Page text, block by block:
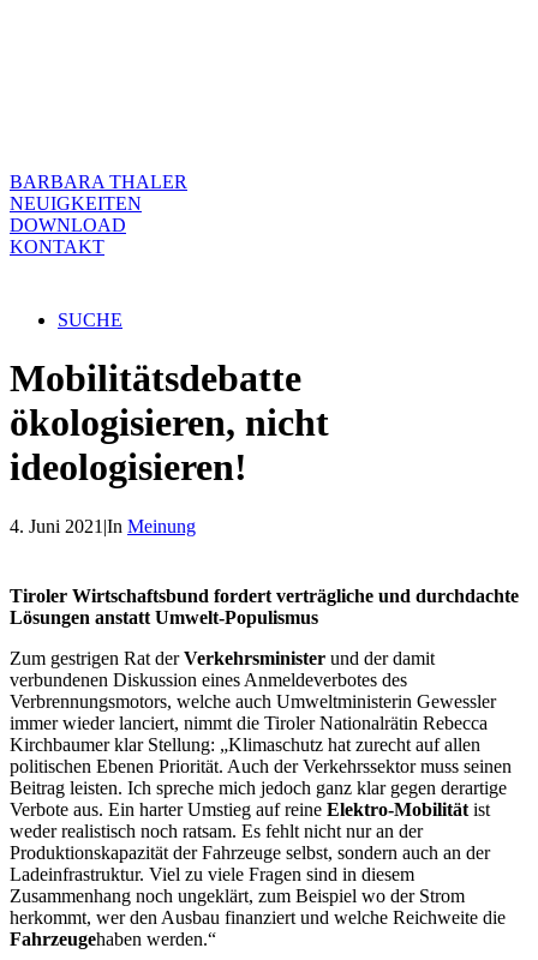
BARBARA THALER
NEUIGKEITEN
DOWNLOAD
KONTAKT
SUCHE
Mobilitätsdebatte
ökologisieren, nicht
ideologisieren!
4. Juni 2021 |In Meinung
Tiroler Wirtschaftsbund fordert verträgliche und durchdachte
Lösungen anstatt Umwelt-Populismus
Zum gestrigen Rat derVerkehrsminister und der damit
verbundenen Diskussion eines Anmeldeverbotes des
Verbrennungsmotors, welche auch Umweltministerin Gewessler
immer wieder lanciert, nimmt die Tiroler Nationalrätin Rebecca
Kirchbaumer klar Stellung: „Klimaschutz hat zurecht auf allen
politischen Ebenen Priorität. Auch der Verkehrssektor muss seinen
Beitrag leisten. Ich spreche mich jedoch ganz klar gegen derartige
Verbote aus. Ein harter Umstieg auf reine Elektro-Mobilität ist
weder realistisch noch ratsam. Es fehlt nicht nur an der
Produktionskapazität der Fahrzeuge selbst, sondern auch an der
Ladeinfrastruktur. Viel zu viele Fragen sind in diesem
Zusammenhang noch ungeklärt, zum Beispiel wo der Strom
herkommt, wer den Ausbau finanziert und welche Reichweite die
Fahrzeugehaben werden.“